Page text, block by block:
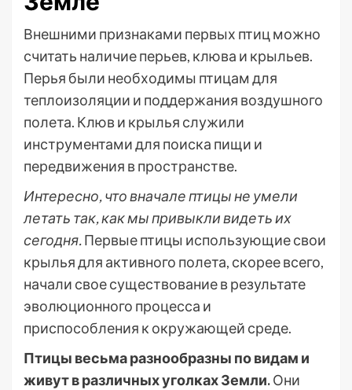
Внешними признаками первых птиц можно
считать наличие перьев, клюва и крыльев.
Перья были необходимы птицам для
теплоизоляции и поддержания воздушного
полета. Клюв и крылья служили
инструментами для поиска пищи и
передвижения в пространстве.
Интересно, что вначале птицы не умели
летать так, как мы привыкли видеть их
сегодня.Первые птицы использующие свои
крылья для активного полета, скорее всего,
начали свое существование в результате
эволюционного процесса и
приспособления к окружающей среде.
Птицы весьма разнообразны по видам и
живут в различных уголках Земли.Они